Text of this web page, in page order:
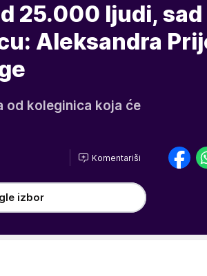
25.000 ljudi, sad
Aleksandra
od koleginica koja će
Komentariši
izbor